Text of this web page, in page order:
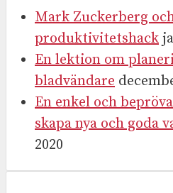
Mark Zuckerberg
produktivitetshack
En lektion om
bladvändare
En enkel och
skapa nya och goda
2020